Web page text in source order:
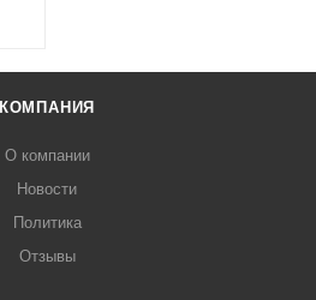
КОМПАНИЯ
О компании
Новости
Политика
Отзывы